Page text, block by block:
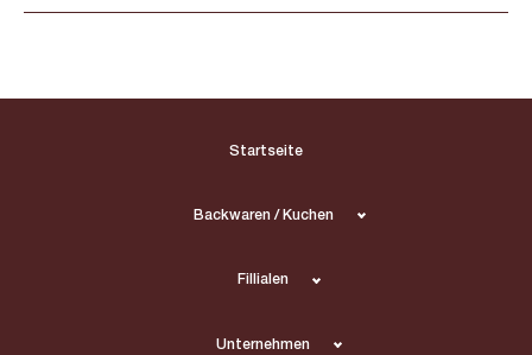
Startseite
Backwaren / Kuchen
Fillialen
Unternehmen